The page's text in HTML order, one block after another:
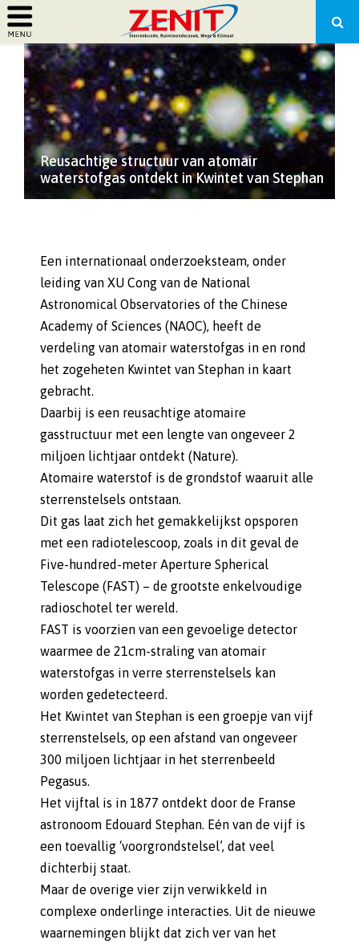
PRIMARY
MENU
Reusachtige structuur van atomair
waterstofgas ontdekt in Kwintet van Stephan
Een internationaal onderzoeksteam, onder
leiding van XU Cong van de National
Astronomical Observatories of the Chinese
Academy of Sciences (NAOC), heeft de
verdeling van atomair waterstofgas in en rond
het zogeheten Kwintet van Stephan in kaart
gebracht.
Daarbij is een reusachtige atomaire
gasstructuur met een lengte van ongeveer 2
miljoen lichtjaar ontdekt (Nature).
Atomaire waterstof is de grondstof waaruit alle
sterrenstelsels ontstaan.
Dit gas laat zich het gemakkelijkst opsporen
met een radiotelescoop, zoals in dit geval de
Five-hundred-meter Aperture Spherical
Telescope (FAST) – de grootste enkelvoudige
radioschotel ter wereld.
FAST is voorzien van een gevoelige detector
waarmee de 21cm-straling van atomair
waterstofgas in verre sterrenstelsels kan
worden gedetecteerd.
Het Kwintet van Stephan is een groepje van vijf
sterrenstelsels, op een afstand van ongeveer
300 miljoen lichtjaar in het sterrenbeeld
Pegasus.
Het vijftal is in 1877 ontdekt door de Franse
astronoom Edouard Stephan. Eén van de vijf is
een toevallig ‘voorgrondstelsel’, dat veel
dichterbij staat.
Maar de overige vier zijn verwikkeld in
complexe onderlinge interacties. Uit de nieuwe
waarnemingen blijkt dat zich ver van het